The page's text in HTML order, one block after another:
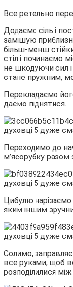
Все ретельно
Додаємо сіль і
замішую
більш-менш
стіл і починаємо
не шкодуючи сил і
стане пружним,
Перекладаємо
даємо піднятися.
Переходимо до
м’ясорубку
Цибулю
яким іншим
Солимо,
все руками, щоб
розподілилися